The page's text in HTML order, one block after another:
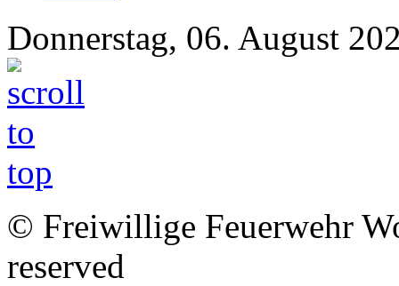
Donnerstag, 06. August
© Freiwillige Feuerwehr
reserved